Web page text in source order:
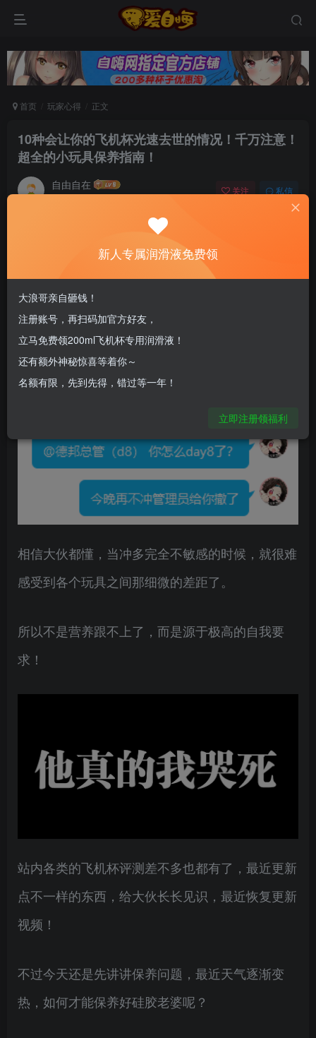
首页 玩家心得 正文
10种会让你的飞机杯光速去世的情况！千万注意！
超全的小玩具保养指南！
自由自在
6个月前发布
关注 私信
新老司机速来！注册自嗨网+扫码加好友，即
送200ml润滑液→
大家好哇！我是阿鉴！
上周稍微休息了一下，频率降低了那么一点点，难
得地做到了三天不冲。
相信大伙都懂，当冲多完全不敏感的时候，就很难
感受到各个玩具之间那细微的差距了。
所以不是营养跟不上了，而是源于极高的自我要
求！
站内各类的飞机杯评测差不多也都有了，最近更新
点不一样的东西，给大伙长长见识，最近恢复更新
视频！
不过今天还是先讲讲保养问题，最近天气逐渐变
热，如何才能保养好硅胶老婆呢？
新人专属润滑液免费领
大浪哥亲自砸钱！
注册账号，再扫码加官方好友，
立马免费领200ml飞机杯专用润滑液！
还有额外神秘惊喜等着你～
名额有限，先到先得，错过等一年！
立即注册领福利